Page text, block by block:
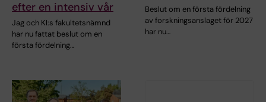
efter en intensiv vår
Jag och KI:s fakultetsnämnd
har nu fattat beslut om en
första fördelning…
Beslut om en första fördelning
av forskningsanslaget för 2027
har nu…